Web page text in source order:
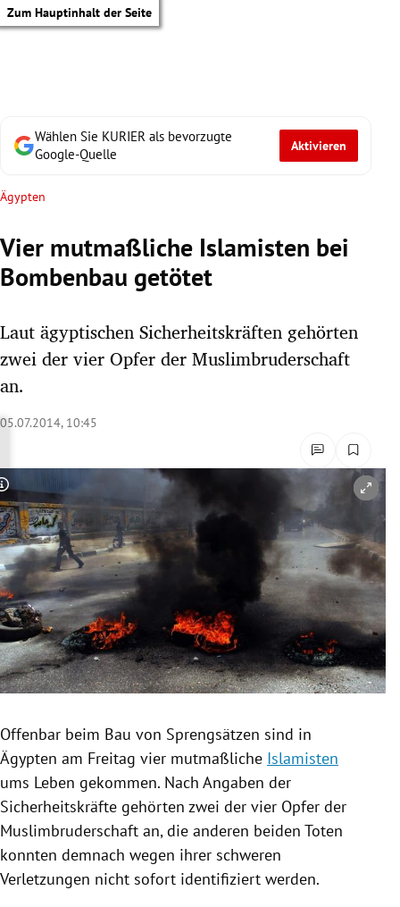
Zum Hauptinhalt der Seite
Untermenü
Untermenü
Untermenü
Untermenü
Untermenü
Untermenü
Untermenü
Wählen Sie KURIER als bevorzugte
Google-Quelle
Aktivieren
Ägypten
Vier mutmaßliche Islamisten bei
Bombenbau getötet
Laut ägyptischen Sicherheitskräften gehörten
zwei der vier Opfer der Muslimbruderschaft
an.
05.07.2014, 10:45
Copyright-Hinweis öffnen/schließen
Offenbar beim Bau von Sprengsätzen sind in
Ägypten am Freitag vier mutmaßliche Islamisten
ums Leben gekommen. Nach Angaben der
Sicherheitskräfte gehörten zwei der vier Opfer der
Muslimbruderschaft an, die anderen beiden Toten
konnten demnach wegen ihrer schweren
Verletzungen nicht sofort identifiziert werden.